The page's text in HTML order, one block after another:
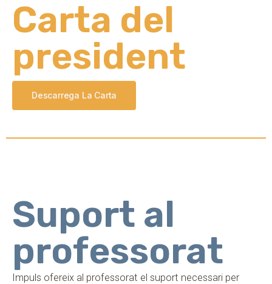
Carta del
president
Descarrega La Carta
Suport al
professorat
Impuls ofereix al professorat el suport necessari per